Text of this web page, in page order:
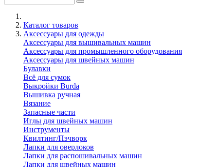
Каталог товаров
Аксессуары для одежды
Аксессуары для вышивальных машин
Аксессуары для промышленного оборудования
Аксессуары для швейных машин
Булавки
Всё для сумок
Выкройки Burda
Вышивка ручная
Вязание
Запасные части
Иглы для швейных машин
Инструменты
Квилтинг/Пэчворк
Лапки для оверлоков
Лапки для распошивальных машин
Лапки для швейных машин